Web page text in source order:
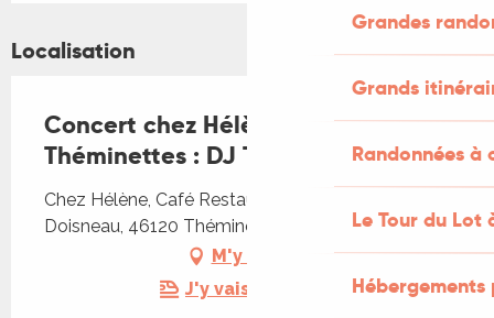
Grandes
Grands
Randonnées
Le Tour du Lot
Localisation
Concert chez Hélène à
Théminettes : DJ Taxi
Chez Hélène, Café Restaurant, 147 rue Robert
Doisneau, 46120 Théminettes
M'y rendre
J'y vais en train !